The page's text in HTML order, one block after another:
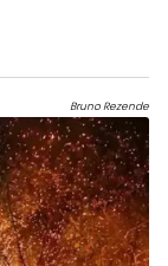
Bruno Rezende